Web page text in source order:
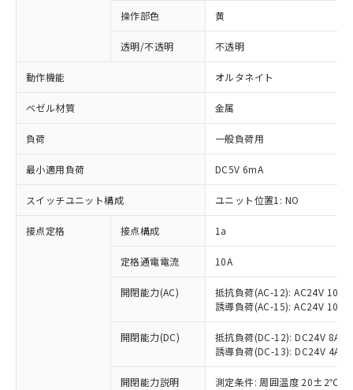
操作部色 黄
透明/不透明 不透明
動作機能 オルタネイト
ベゼル材質 金属
負荷 一般負荷用
最小適用負荷 DC5V 6mA
スイッチユニット構成 ユニット位置1: NO
接点定格 接点構成 1a
定格通電電流 10A
開閉能力(AC)
抵抗負荷(AC-12): AC24V 10A/
誘導負荷(AC-15): AC24V
開閉能力(DC)
抵抗負荷(DC-12): DC24V 8A/
誘導負荷(DC-13): DC24V 4A/
開閉能力説明 測定条件: 周囲温度 20±2℃、
※1 対応状況
対応済み：EU RoHS指令（10物質）の
非含有に対応した製品が提供可能な商品で
対応予定：EU RoHS指令（10物質）の非含
有に対応した製品に切り替える予定のある